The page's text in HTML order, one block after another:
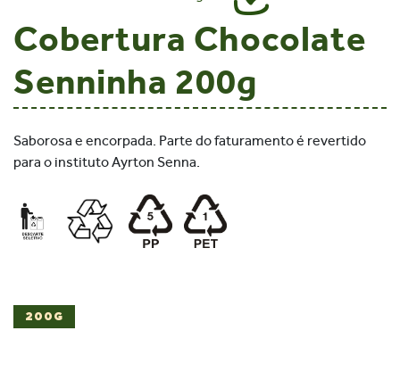
Cobertura Chocolate
Senninha 200g
Saborosa e encorpada. Parte do faturamento é revertido
para o instituto Ayrton Senna.
200G